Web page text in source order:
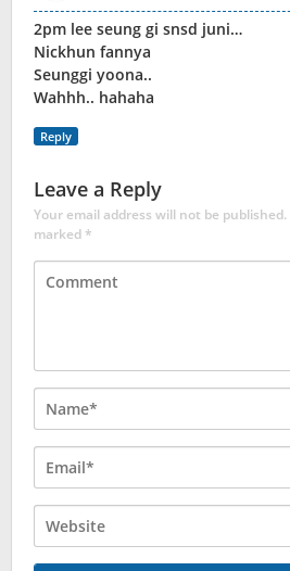
2pm lee seung gi snsd juni…
Nickhun fannya
Seunggi yoona..
Wahhh.. hahaha
Reply
Leave a Reply
Your email address will not be published.
marked*